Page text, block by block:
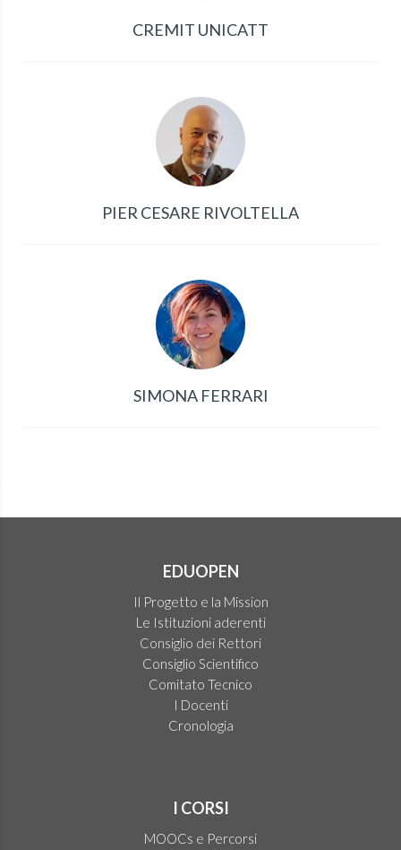
CREMIT UNICATT
PIER CESARE RIVOLTELLA
SIMONA FERRARI
EDUOPEN
Il Progetto e la Mission
Le Istituzioni aderenti
Consiglio dei Rettori
Consiglio Scientifico
Comitato Tecnico
I Docenti
Cronologia
I CORSI
MOOCs e Percorsi